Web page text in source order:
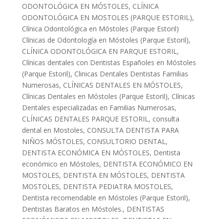
ODONTOLÓGICA EN MÓSTOLES, CLÍNICA
ODONTOLÓGICA EN MOSTOLES (PARQUE ESTORIL),
Clínica Odontológica en Móstoles (Parque Estoril)
Clínicas de Odontología en Móstoles (Parque Estoril),
CLÍNICA ODONTOLÓGICA EN PARQUE ESTORIL,
Clínicas dentales con Dentistas Españoles en Móstoles
(Parque Estoril), Clinicas Dentales Dentistas Familias
Numerosas, CLÍNICAS DENTALES EN MÓSTOLES,
Clínicas Dentales en Móstoles (Parque Estoril), Clínicas
Dentales especializadas en Familias Numerosas,
CLÍNICAS DENTALES PARQUE ESTORIL, consulta
dental en Mostoles, CONSULTA DENTISTA PARA
NIÑOS MÓSTOLES, CONSULTORIO DENTAL,
DENTISTA ECONÓMICA EN MÓSTOLES, Dentista
económico en Móstoles, DENTISTA ECONÓMICO EN
MOSTOLES, DENTISTA EN MÓSTOLES, DENTISTA
MOSTOLES, DENTISTA PEDIATRA MOSTOLES,
Dentista recomendable en Móstoles (Parque Estoril),
Dentistas Baratos en Móstoles., DENTISTAS